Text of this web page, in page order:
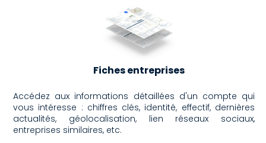
Fiches entreprises
Accédez aux informations détaillées d'un compte qui
vous intéresse : chiffres clés, identité, effectif, dernières
actualités, géolocalisation, lien réseaux sociaux,
entreprises similaires, etc.